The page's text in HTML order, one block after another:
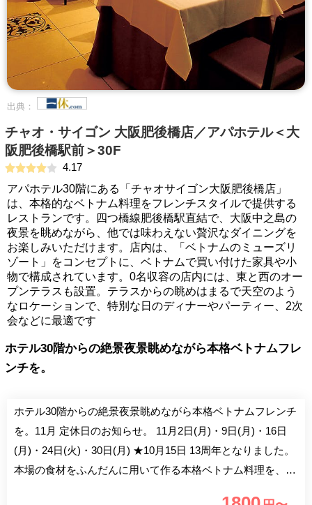
出典：
チャオ・サイゴン 大阪肥後橋店／アパホテル＜大
阪肥後橋駅前＞30F
4.17
アパホテル30階にある「チャオサイゴン大阪肥後橋店」
は、本格的なベトナム料理をフレンチスタイルで提供する
レストランです。四つ橋線肥後橋駅直結で、大阪中之島の
夜景を眺めながら、他では味わえない贅沢なダイニングを
お楽しみいただけます。店内は、「ベトナムのミューズリ
ゾート」をコンセプトに、ベトナムで買い付けた家具や小
物で構成されています。0名収容の店内には、東と西のオー
プンテラスも設置。テラスからの眺めはまるで天空のよう
なロケーションで、特別な日のディナーやパーティー、2次
会などに最適です
ホテル30階からの絶景夜景眺めながら本格ベトナムフレ
ンチを。
ホテル30階からの絶景夜景眺めながら本格ベトナムフレンチ
を。11月 定休日のお知らせ。 11月2日(月)・9日(月)・16日
(月)・24日(火)・30日(月) ★10月15日 13周年となりました。
本場の食材をふんだんに用いて作る本格ベトナム料理を、フ